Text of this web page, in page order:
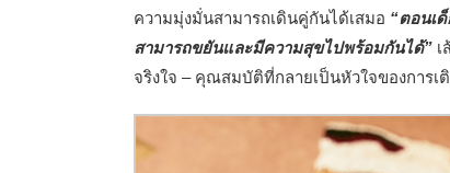
ความมุ่งมั่นสามารถเดินคู่กันได้เสมอ “ตอนเ
สามารถขยันและมีความสุขไปพร้อมกันได้”
จริงใจ – คุณสมบัติที่กลายเป็นหัวใจของการเ